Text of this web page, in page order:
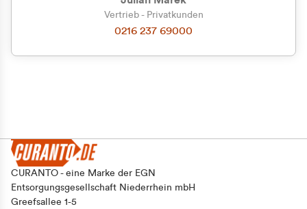
Vertrieb - Privatkunden
0216 237 69000
CURANTO - eine Marke der EGN
Entsorgungsgesellschaft Niederrhein mbH
Greefsallee 1-5